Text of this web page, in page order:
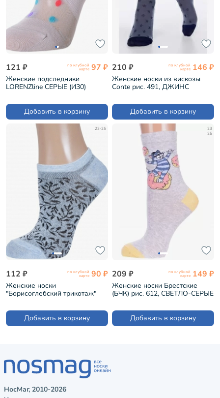
121 ₽ по клубной
карте 97 ₽
Женские подследники
LORENZline СЕРЫЕ (И30)
Добавить в корзину
210 ₽ по клубной
карте 146 ₽
Женские носки из вискозы
Conte рис. 491, ДЖИНС
Добавить в корзину
23-25
112 ₽ по клубной
карте 90 ₽
Женские носки
"Борисоглебский трикотаж"
Добавить в корзину
23
25
209 ₽ по клубной
карте 149 ₽
Женские носки Брестские
(БЧК) рис. 612, СВЕТЛО-СЕРЫЕ
Добавить в корзину
НосМаг, 2010-2026